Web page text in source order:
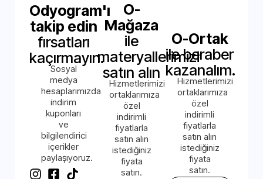
Odyogram'ı
takip edin
fırsatları
kaçırmayın.
Sosyal
medya
hesaplarımızda
indirim
kuponları
ve
bilgilendirici
içerikler
paylaşıyoruz.
O-
Mağaza
ile
materyallerimizi
satın alın
Hizmetlerimizi
ortaklarımıza
özel
indirimli
fiyatlarla
satın alın
istediğiniz
fiyata
satın.
O-Ortak
ile beraber
kazanalım.
Hizmetlerimizi
ortaklarımıza
özel
indirimli
fiyatlarla
satın alın
istediğiniz
fiyata
satın.